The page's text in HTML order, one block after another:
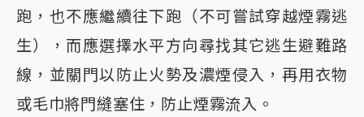
跑，也不應繼續往下跑（不可嘗試穿越煙霧逃
生），而應選擇水平方向尋找其它逃生避難路
線，並關門以防止火勢及濃煙侵入，再用衣物
或毛巾將門縫塞住，防止煙霧流入。